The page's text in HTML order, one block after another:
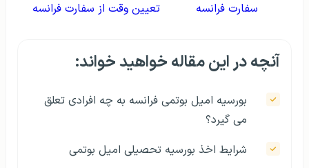
سفارت فرانسه تعیین وقت از سفارت فرانسه
آنچه در این مقاله خواهید خواند:
بورسیه امیل بوتمی فرانسه به چه افرادی تعلق
می گیرد؟
شرایط اخذ بورسیه تحصیلی امیل بوتمی